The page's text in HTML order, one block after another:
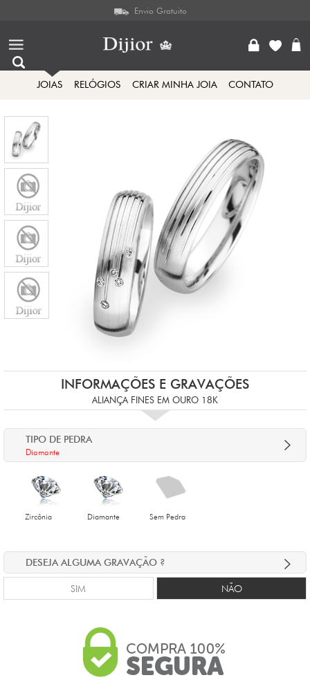
Envio Gratuito
JOIAS RELÓGIOS CRIAR MINHA JOIA CONTATO
INFORMAÇÕES E GRAVAÇÕES
ALIANÇA FINES EM OURO 18K
TIPO DE PEDRA
Diamante
Zircônia Diamante Sem Pedra
DESEJA ALGUMA GRAVAÇÃO ?
SIM NÃO